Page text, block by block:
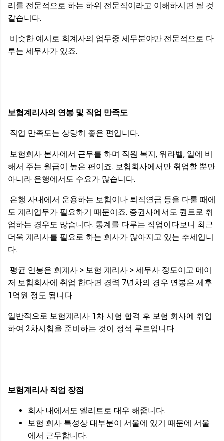
리를 전문적으로 하는 하위 전문직이라고 이해하시면 될 것
같습니다.
비슷한 예시로 회계사의 업무중 세무분야만 전문적으로 다
루는 세무사가 있죠.
보혐계리사의 연봉 및 직업 만족도
직업 만족도는 상당히 좋은 편입니다.
보험회사 본사에서 근무를 하며 직원 복지, 워라벨, 일에 비
해서 주는 월급이 높은 편이죠. 보험회사에서만 취업할 뿐만
아니라 은행에서도 수요가 많습니다.
은행 사내에서 운용하는 보험이나 퇴직연금 등을 다룰 때에
도 계리업무가 필요하기 때문이죠. 증권사에서도 퀀트로 취
업하는 경우도 많습니다. 통계를 다루는 직업이다보니 최근
더욱 계리사를 필요로 하는 회사가 많아지고 있는 추세입니
다.
평균 연봉은 회계사 > 보험 계리사 > 세무사 정도이고 메이
저 보험회사에 취업 한다면 경력 7년차의 경우 연봉은 세후
1억원 정도 됩니다.
일반적으로 보험계리사 1차 시험 합격 후 보험 회사에 취업
하여 2차시험을 준비하는 것이 정석 루트입니다.
보험계리사 직업 장점
회사 내에서도 엘리트로 대우 해줍니다.
보험 회사 특성상 대부분이 서울에 있기 때문에 서울
에서 근무합니다.